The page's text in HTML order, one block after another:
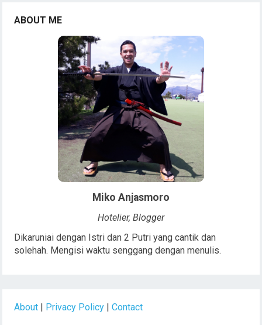
ABOUT ME
Miko Anjasmoro
Hotelier, Blogger
Dikaruniai dengan Istri dan 2 Putri yang cantik dan
solehah. Mengisi waktu senggang dengan menulis.
About | Privacy Policy |Contact